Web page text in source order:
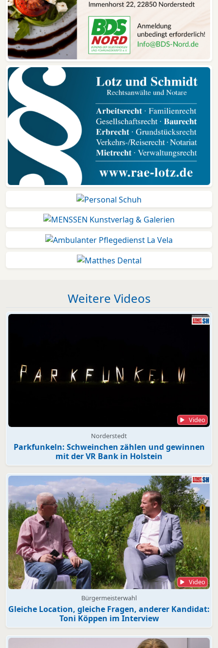
Weitere Videos
Video
Norderstedt
Parkfunkeln: Schweinchen zählen und gewinnen
mit der VR Bank in Holstein
Video
Bürgermeisterwahl
Gleiche Location, gleiche Fragen, anderer Kandidat:
Toni Köppen im Interview